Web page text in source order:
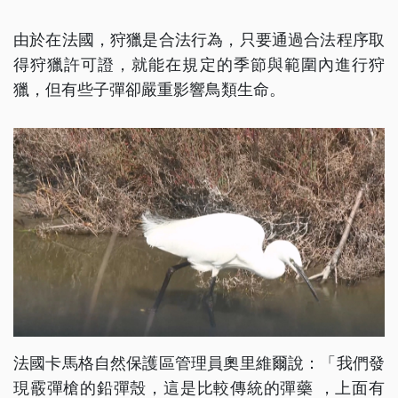
由於在法國，狩獵是合法行為，只要通過合法程序取
得狩獵許可證，就能在規定的季節與範圍內進行狩
獵，但有些子彈卻嚴重影響鳥類生命。
法國卡馬格自然保護區管理員奧里維爾說：「我們發
現霰彈槍的鉛彈殼，這是比較傳統的彈藥 ，上面有